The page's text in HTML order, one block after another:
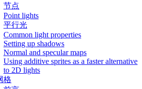
节点
Point lights
平行光
Common light properties
Setting up shadows
Normal and specular maps
Using additive sprites as a faster alternative
to 2D lights
格